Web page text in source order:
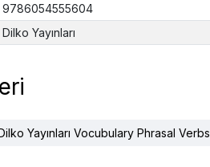
9786054555604
Dilko Yayınları
Yayınları Vocubulary Phrasal Verbs